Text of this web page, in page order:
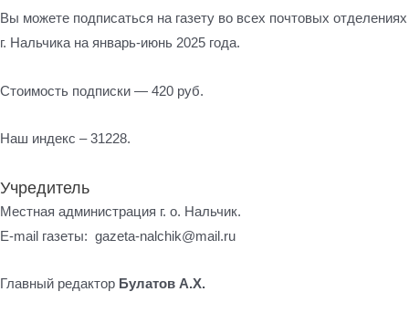
Вы можете подписаться на газету во всех почтовых отделениях
г. Нальчика на январь-июнь 2025 года.
Стоимость подписки — 420 руб.
Наш индекс – 31228.
Учредитель
Местная администрация г. о. Нальчик.
E-mail газеты: gazeta-nalchik@mail.ru
Главный редактор Булатов А.Х.